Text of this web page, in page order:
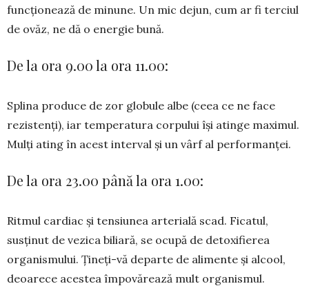
funcționează de minune. Un mic dejun, cum ar fi terciul
de ovăz, ne dă o energie bună.
De la ora 9.00 la ora 11.00:
Splina produce de zor globule albe (ceea ce ne face
rezistenți), iar temperatura corpului își atinge maximul.
Mulți ating în acest interval și un vârf al performanței.
De la ora 23.00 până la ora 1.00:
Ritmul cardiac și tensiunea arterială scad. Ficatul,
susținut de vezica biliară, se ocupă de detoxifierea
organismului. Țineți-vă departe de alimente și alcool,
deoarece acestea împovărează mult organismul.